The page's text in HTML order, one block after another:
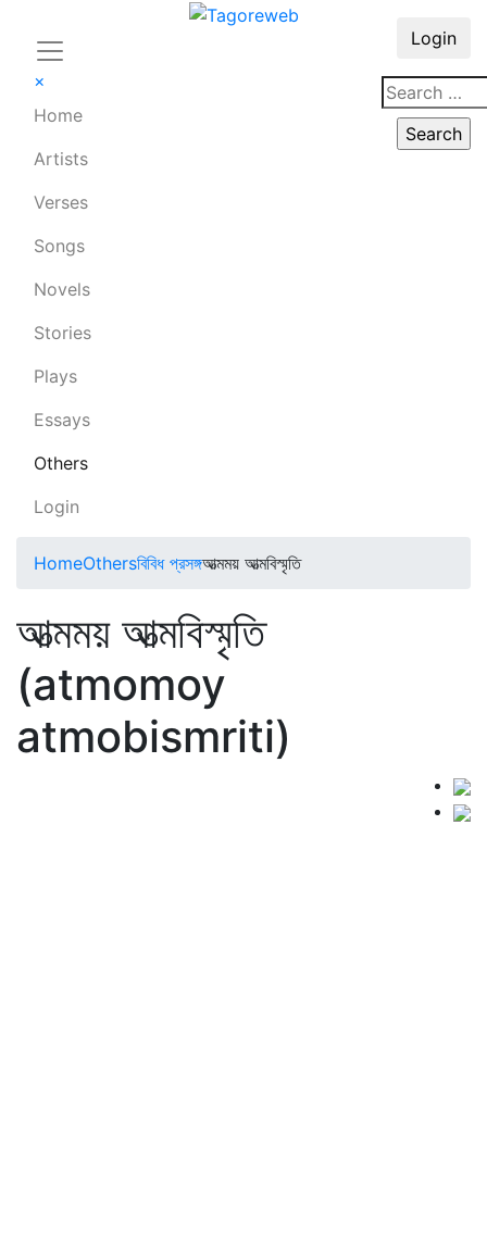
×
Home
Artists
Verses
Songs
Novels
Stories
Plays
Essays
Others
Login
Login
HomeOthersবিবিধ প্রসঙ্গআত্মময় আত্মবিস্মৃতি
আত্মময় আত্মবিস্মৃতি
(atmomoy
atmobismriti)